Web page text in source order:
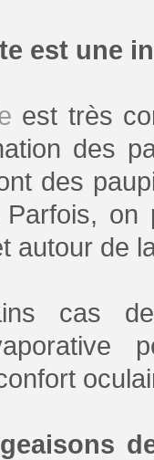
est une
est très
des
des
Parfois,
autour de
cas